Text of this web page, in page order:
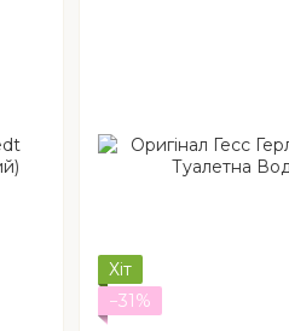
Хіт
−31%